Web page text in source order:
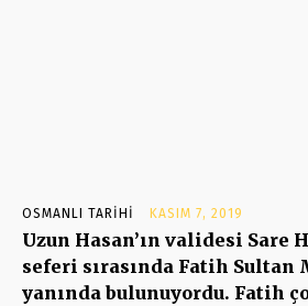
OSMANLI TARIHI KASIM 7, 2019
Uzun Hasan’ın validesi Sare
seferi sırasında Fatih Sultan
yanında bulunuyordu. Fatih